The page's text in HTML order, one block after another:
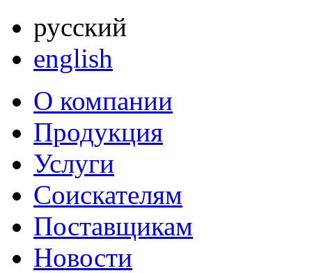
русский
english
О компании
Продукция
Услуги
Соискателям
Поставщикам
Новости